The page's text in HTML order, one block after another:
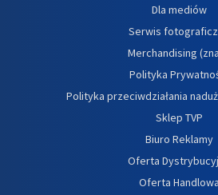
Dla mediów
Serwis
Merchandising
Polityka
Polityka przeciwdziałania
Sklep TVP
Biuro Reklamy
Oferta
Oferta Handlowa